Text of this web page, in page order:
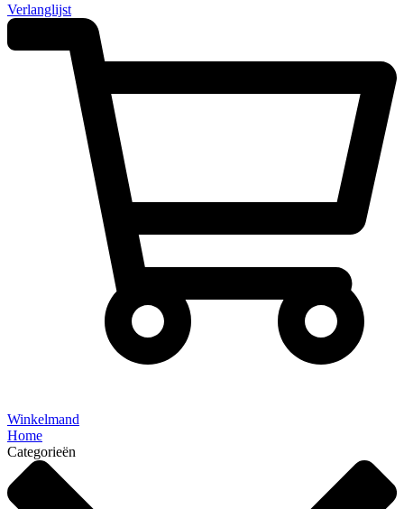
Verlanglijst
Winkelmand
Home
Categorieën